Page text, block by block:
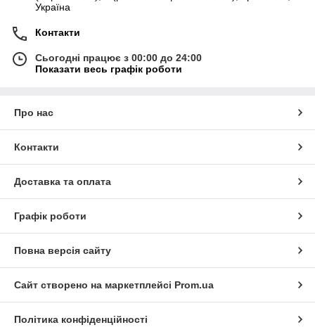
Україна
Контакти
Сьогодні працює з 00:00 до 24:00
Показати весь графік роботи
Про нас
Контакти
Доставка та оплата
Графік роботи
Повна версія сайту
Сайт створено на маркетплейсі Prom.ua
Політика конфіденційності